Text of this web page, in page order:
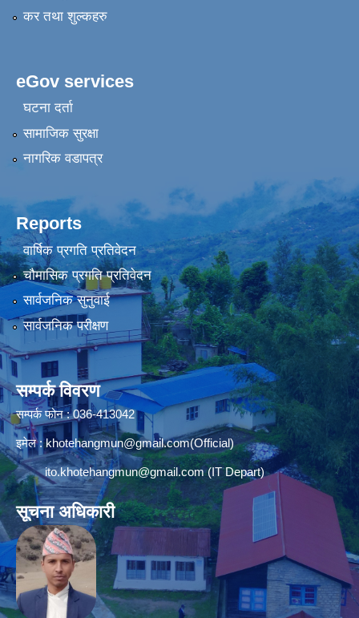
कर तथा शुल्कहरु
eGov services
घटना दर्ता
सामाजिक सुरक्षा
नागरिक वडापत्र
Reports
वार्षिक प्रगति प्रतिवेदन
चौमासिक प्रगति प्रतिवेदन
सार्वजनिक सुनुवाई
सार्वजनिक परीक्षण
सम्पर्क विवरण
सम्पर्क फोन : 036-413042
इमेल :khotehangmun@gmail.com(Official)
ito.khotehangmun@gmail.com(IT Depart)
सूचना अधिकारी